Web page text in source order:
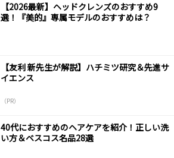
【2026最新】ヘッドクレンズのおすすめ9
選！『美的』専属モデルのおすすめは？
【友利 新先生が解説】ハチミツ研究＆先進サ
イエンス
（PR）
40代におすすめのヘアケアを紹介！正しい洗
い方＆ベスコス名品28選